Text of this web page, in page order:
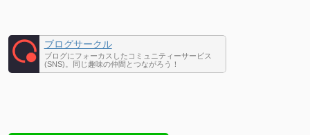
ブログサークル
ブログにフォーカスしたコミュニティーサービス
(SNS)。同じ趣味の仲間とつながろう！